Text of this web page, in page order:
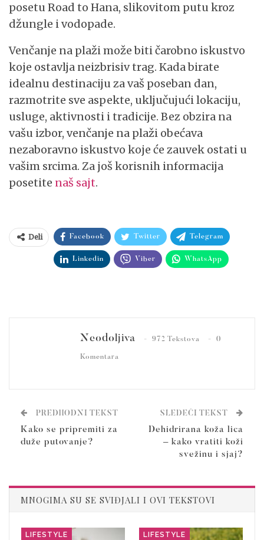
posetu Road to Hana, slikovitom putu kroz
džungle i vodopade.
Venčanje na plaži može biti čarobno iskustvo
koje ostavlja neizbrisiv trag. Kada birate
idealnu destinaciju za vaš poseban dan,
razmotrite sve aspekte, uključujući lokaciju,
usluge, aktivnosti i tradicije. Bez obzira na
vašu izbor, venčanje na plaži obećava
nezaboravno iskustvo koje će zauvek ostati u
vašim srcima. Za još korisnih informacija
posetite naš sajt.
Deli Facebook Twitter Telegram
Linkedin Viber WhatsApp
Neodoljiva 972 Tekstova 0
Komentara
PREDHODNI TEKST
Kako se pripremiti za
duže putovanje?
SLEDEĆI TEKST
Dehidrirana koža lica
– kako vratiti koži
svežinu i sjaj?
MNOGIMA SU SE SVIĐJALI I OVI TEKSTOVI
LIFESTYLE LIFESTYLE